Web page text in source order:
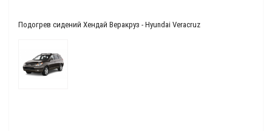
Подогрев сидений Хендай Веракруз - Hyundai Veracruz